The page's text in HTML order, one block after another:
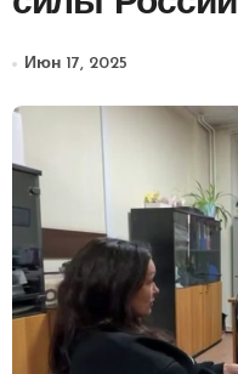
Июн 17, 2025